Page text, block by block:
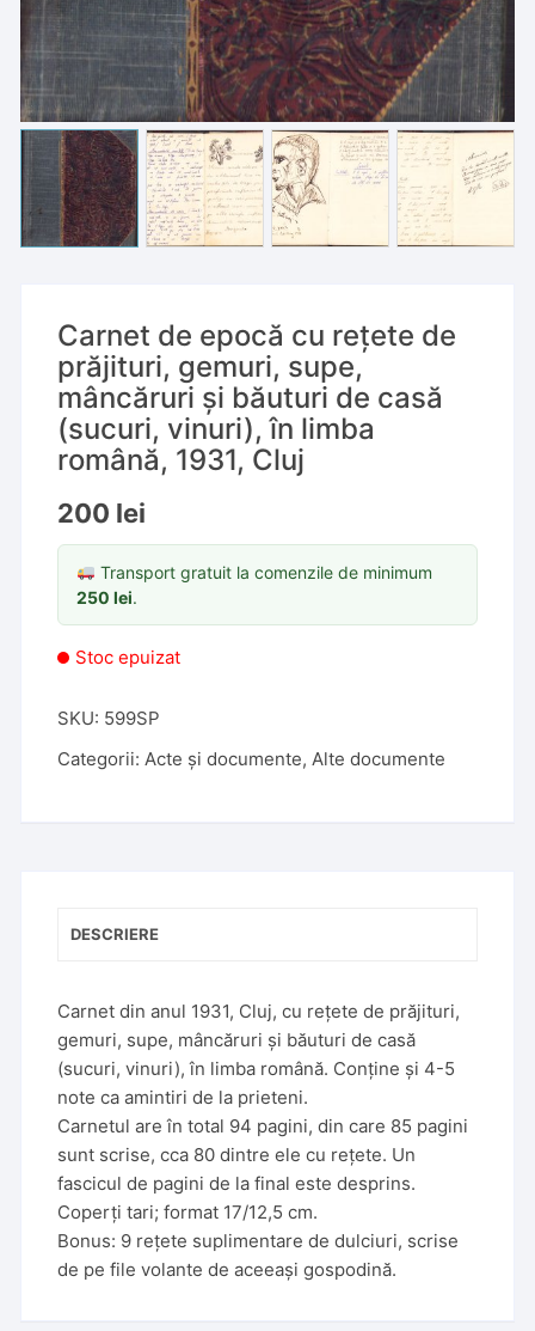
Carnet de epocă cu rețete de
prăjituri, gemuri, supe,
mâncăruri și băuturi de casă
(sucuri, vinuri), în limba
română, 1931, Cluj
200 lei
Transport gratuit la comenzile de minimum
250lei.
Stoc epuizat
SKU: 599SP
Categorii:Acte și documente,Alte documente
DESCRIERE
Carnet din anul 1931, Cluj, cu rețete de prăjituri,
gemuri, supe, mâncăruri și băuturi de casă
(sucuri, vinuri), în limba română. Conține și 4-5
note ca amintiri de la prieteni.
Carnetul are în total 94 pagini, din care 85 pagini
sunt scrise, cca 80 dintre ele cu rețete. Un
fascicul de pagini de la final este desprins.
Coperți tari; format 17/12,5 cm.
Bonus: 9 rețete suplimentare de dulciuri, scrise
de pe file volante de aceeași gospodină.